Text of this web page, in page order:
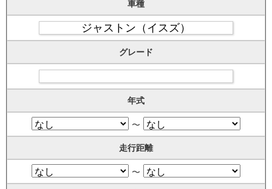
車種
グレード
年式
〜
走行距離
〜